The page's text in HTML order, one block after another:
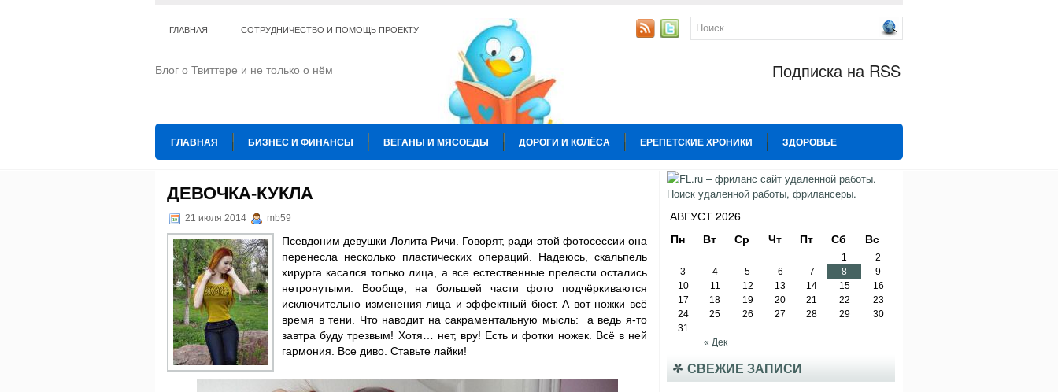
ГЛАВНАЯ СОТРУДНИЧЕСТВО И ПОМОЩЬ ПРОЕКТУ
Блог о Твиттере и не только о нём Подписка на RSS
ГЛАВНАЯ БИЗНЕС И ФИНАНСЫ ВЕГАНЫ И МЯСОЕДЫ ДОРОГИ И КОЛЁСА ЕРЕПЕТСКИЕ ХРОНИКИ ЗДОРОВЬЕ
ОТНОШЕНИЯ СПОРТ ТВИТТЕР
ТЕ КОГО ПРИРУЧИЛИ
ДЕВОЧКА-КУКЛА
21 июля 2014 mb59
Псевдоним девушки Лолита Ричи. Говорят, ради этой фотосессии она
перенесла несколько пластических операций. Надеюсь, скальпель
хирурга касался только лица, а все естественные прелести остались
нетронутыми. Вообще, на большей части фото подчёркиваются
исключительно изменения лица и эффектный бюст. А вот ножки всё
время в тени. Что наводит на сакраментальную мысль: а ведь я-то
завтра буду трезвым! Хотя… нет, вру! Есть и фотки ножек. Всё в ней
гармония. Все диво. Ставьте лайки!
АВГУСТ 2026
Пн
Вт Ср Чт Пт Сб Вс
« Дек
1
2
3
4 5 6 7 8
9
10
11 12 13 14 15
16
17
18 19 20 21 22
23
24
25 26 27 28 29
30
31
СВЕЖИЕ ЗАПИСИ